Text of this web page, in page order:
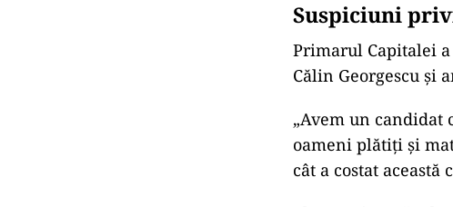
izolaționist, este
fie precedat de o
Dan.
ACTUALITATE
Nicușor
ziua